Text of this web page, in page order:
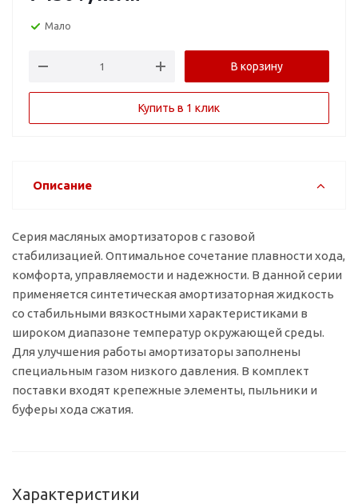
Мало
В корзину
Купить в 1 клик
Описание
Серия масляных амортизаторов с газовой
стабилизацией. Оптимальное сочетание плавности хода,
комфорта, управляемости и надежности. В данной серии
применяется синтетическая амортизаторная жидкость
со стабильными вязкостными характеристиками в
широком диапазоне температур окружающей среды.
Для улучшения работы амортизаторы заполнены
специальным газом низкого давления. В комплект
поставки входят крепежные элементы, пыльники и
буферы хода сжатия.
Характеристики